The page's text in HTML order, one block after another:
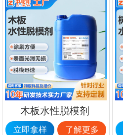
木板水性脱模剂
立即拿样 了解更多